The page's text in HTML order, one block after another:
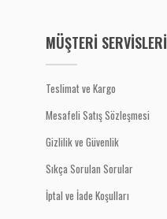
MÜŞTERİ SERVİSLERİ
Teslimat ve Kargo
Mesafeli Satış Sözleşmesi
Gizlilik ve Güvenlik
Sıkça Sorulan Sorular
İptal ve İade Koşulları